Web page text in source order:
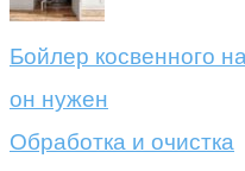
Бойлер косвенного
он нужен
Обработка и очистка